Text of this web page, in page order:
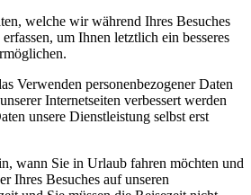
welche wir während Ihres Besuches
um Ihnen letztlich ein besseres
Verwenden personenbezogener Daten
Internetseiten verbessert werden
unsere Dienstleistung selbst erst
wann Sie in Urlaub fahren möchten und
Ihres Besuches auf unseren